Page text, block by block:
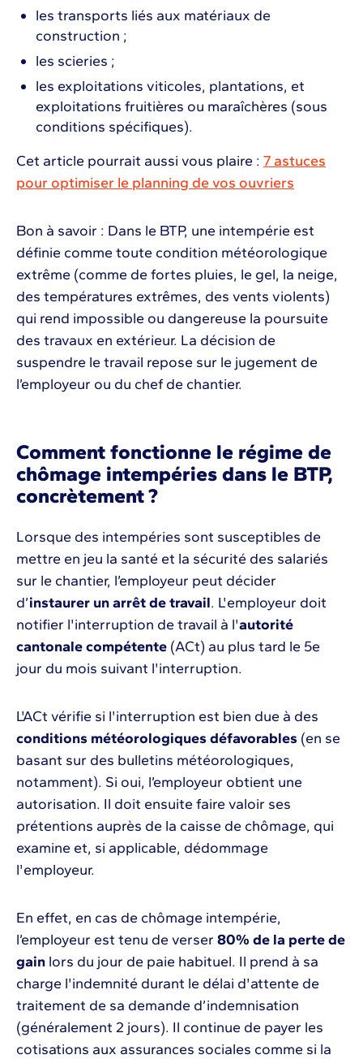
les transports liés aux matériaux de
construction ;
les scieries ;
les exploitations viticoles, plantations, et
exploitations fruitières ou maraîchères (sous
conditions spécifiques).
Cet article pourrait aussi vous plaire : 7 astuces
pour optimiser le planning de vos ouvriers
Bon à savoir : Dans le BTP, une intempérie est
définie comme toute condition météorologique
extrême (comme de fortes pluies, le gel, la neige,
des températures extrêmes, des vents violents)
qui rend impossible ou dangereuse la poursuite
des travaux en extérieur. La décision de
suspendre le travail repose sur le jugement de
l’employeur ou du chef de chantier.
Comment fonctionne le régime de
chômage intempéries dans le BTP,
concrètement ?
Lorsque des intempéries sont susceptibles de
mettre en jeu la santé et la sécurité des salariés
sur le chantier, l’employeur peut décider
d’instaurer un arrêt de travail. L'employeur doit
notifier l'interruption de travail à l'autorité
cantonale compétente (ACt) au plus tard le 5e
jour du mois suivant l'interruption.
L'ACt vérifie si l'interruption est bien due à des
conditions météorologiques défavorables (en se
basant sur des bulletins météorologiques,
notamment). Si oui, l’employeur obtient une
autorisation. Il doit ensuite faire valoir ses
prétentions auprès de la caisse de chômage, qui
examine et, si applicable, dédommage
l'employeur.
En effet, en cas de chômage intempérie,
l’employeur est tenu de verser 80% de la perte de
gain lors du jour de paie habituel. Il prend à sa
charge l'indemnité durant le délai d'attente de
traitement de sa demande d’indemnisation
(généralement 2 jours). Il continue de payer les
cotisations aux assurances sociales comme si la